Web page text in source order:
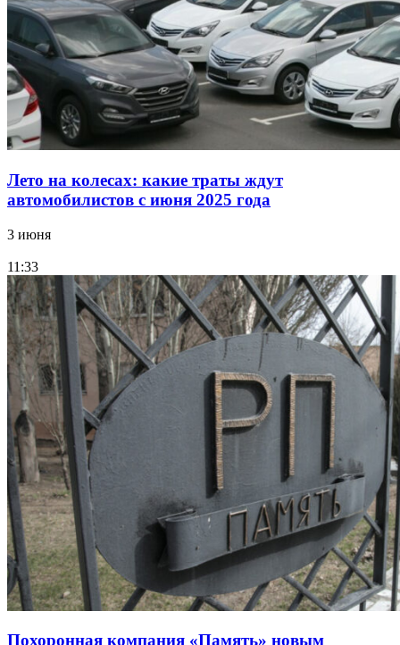
Лето на колесах: какие траты ждут
автомобилистов с июня 2025 года
3 июня
11:33
Похоронная компания «Память» новым